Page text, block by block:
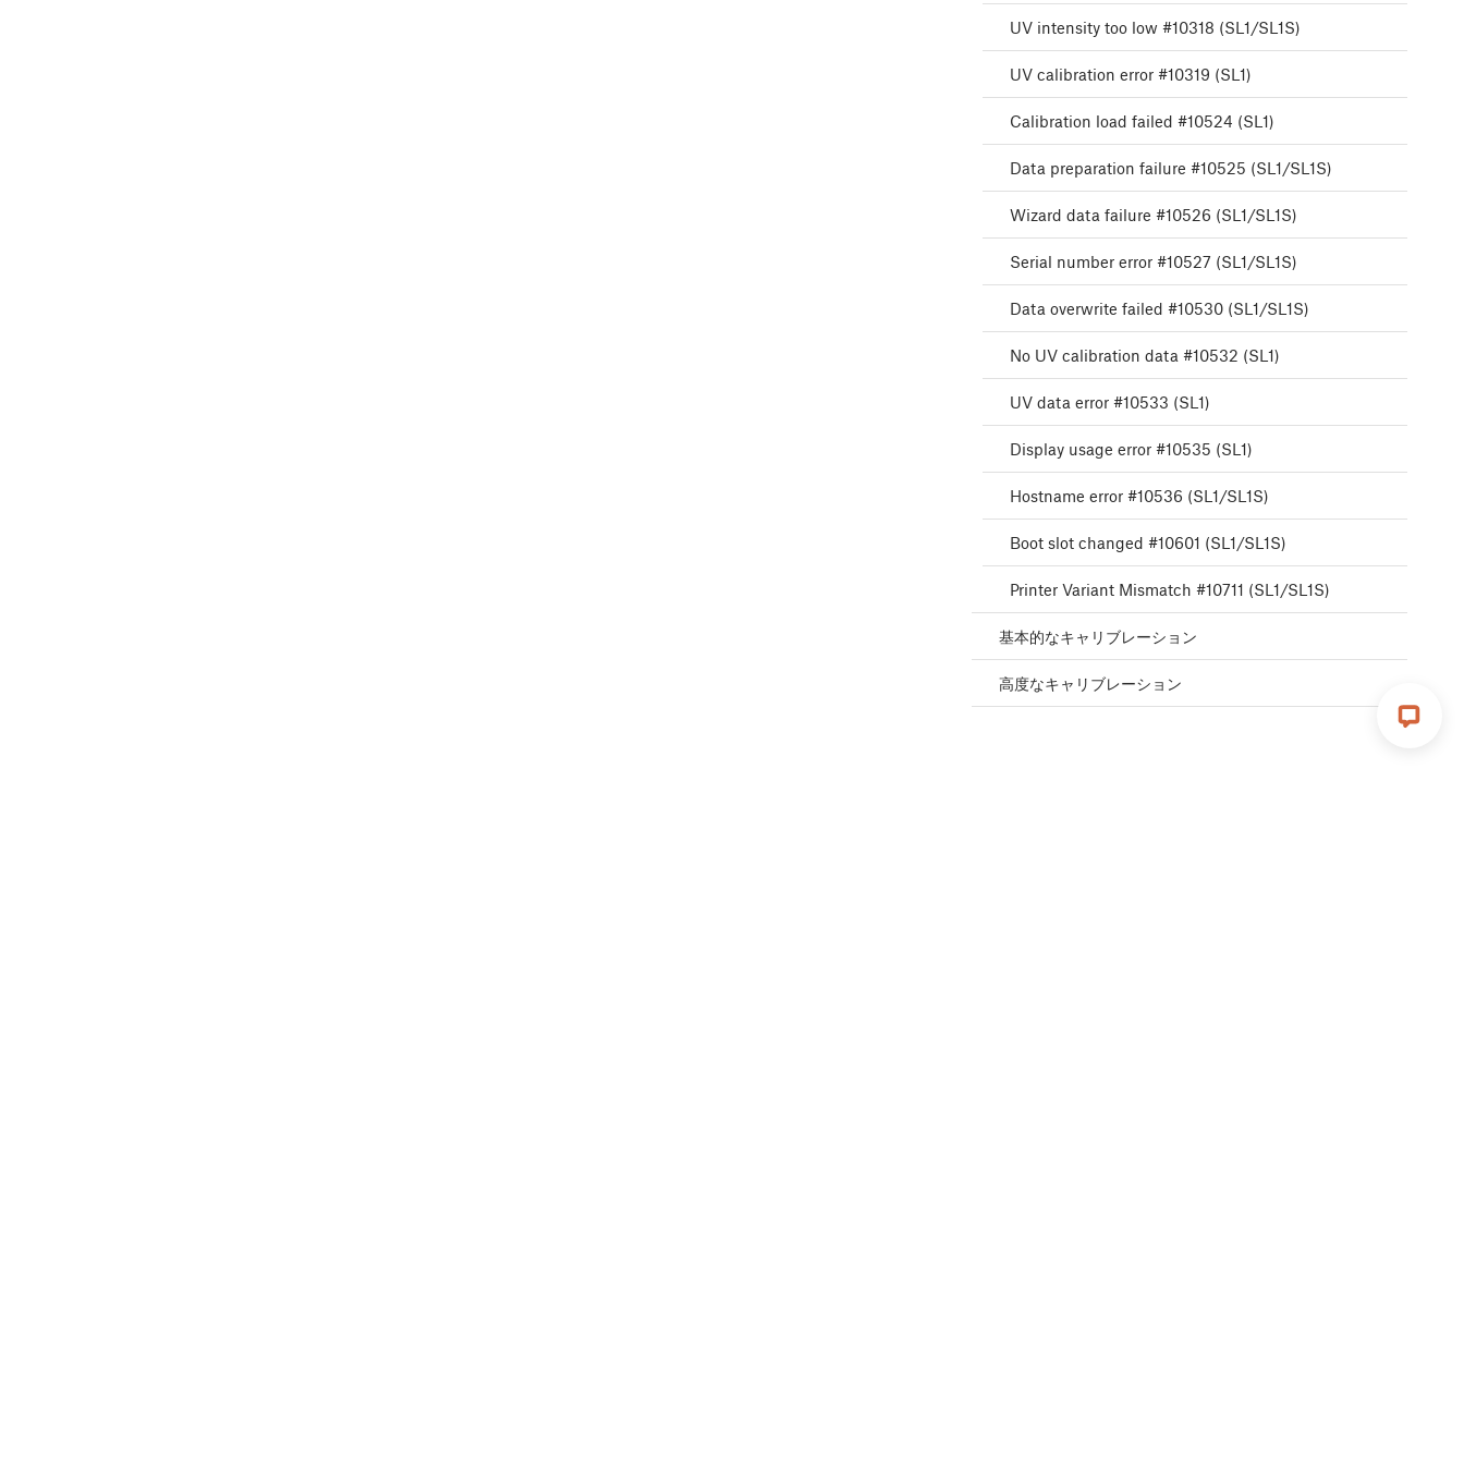
UV intensity too low #10318 (SL1/SL1S)
UV calibration error #10319 (SL1)
Calibration load failed #10524 (SL1)
Data preparation failure #10525 (SL1/SL1S)
Wizard data failure #10526 (SL1/SL1S)
Serial number error #10527 (SL1/SL1S)
Data overwrite failed #10530 (SL1/SL1S)
No UV calibration data #10532 (SL1)
UV data error #10533 (SL1)
Display usage error #10535 (SL1)
Hostname error #10536 (SL1/SL1S)
Boot slot changed #10601 (SL1/SL1S)
Printer Variant Mismatch #10711 (SL1/SL1S)
基本的なキャリブレーション
高度なキャリブレーション